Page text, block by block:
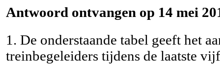
Antwoord ontvangen op 14 mei
1. De onderstaande tabel geeft het
treinbegeleiders tijdens de laatste